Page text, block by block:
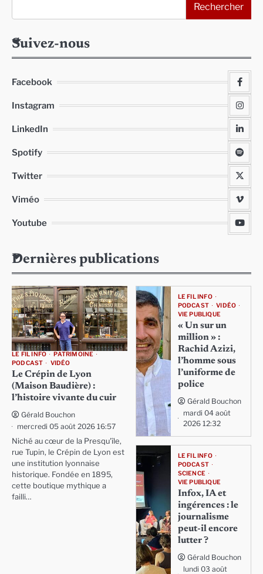
Rechercher
Suivez-nous
Facebook
Instagram
LinkedIn
Spotify
Twitter
Viméo
Youtube
Dernières publications
LE FIL INFO
PATRIMOINE
PODCAST
VIDÉO
Le Crépin de Lyon
(Maison Baudière) :
l’histoire vivante du cuir
Gérald Bouchon
mercredi 05 août 2026 16:57
Niché au cœur de la Presqu'île,
rue Tupin, le Crépin de Lyon est
une institution lyonnaise
historique. Fondée en 1895,
cette boutique mythique a
failli…
LE FIL INFO
PODCAST
VIDÉO
VIE PUBLIQUE
« Un sur un
million » :
Rachid Azizi,
l’homme sous
l’uniforme de
police
Gérald Bouchon
mardi 04 août
2026 12:32
LE FIL INFO
PODCAST
SCIENCE
VIE PUBLIQUE
Infox, IA et
ingérences : le
journalisme
peut-il encore
lutter ?
Gérald Bouchon
lundi 03 août